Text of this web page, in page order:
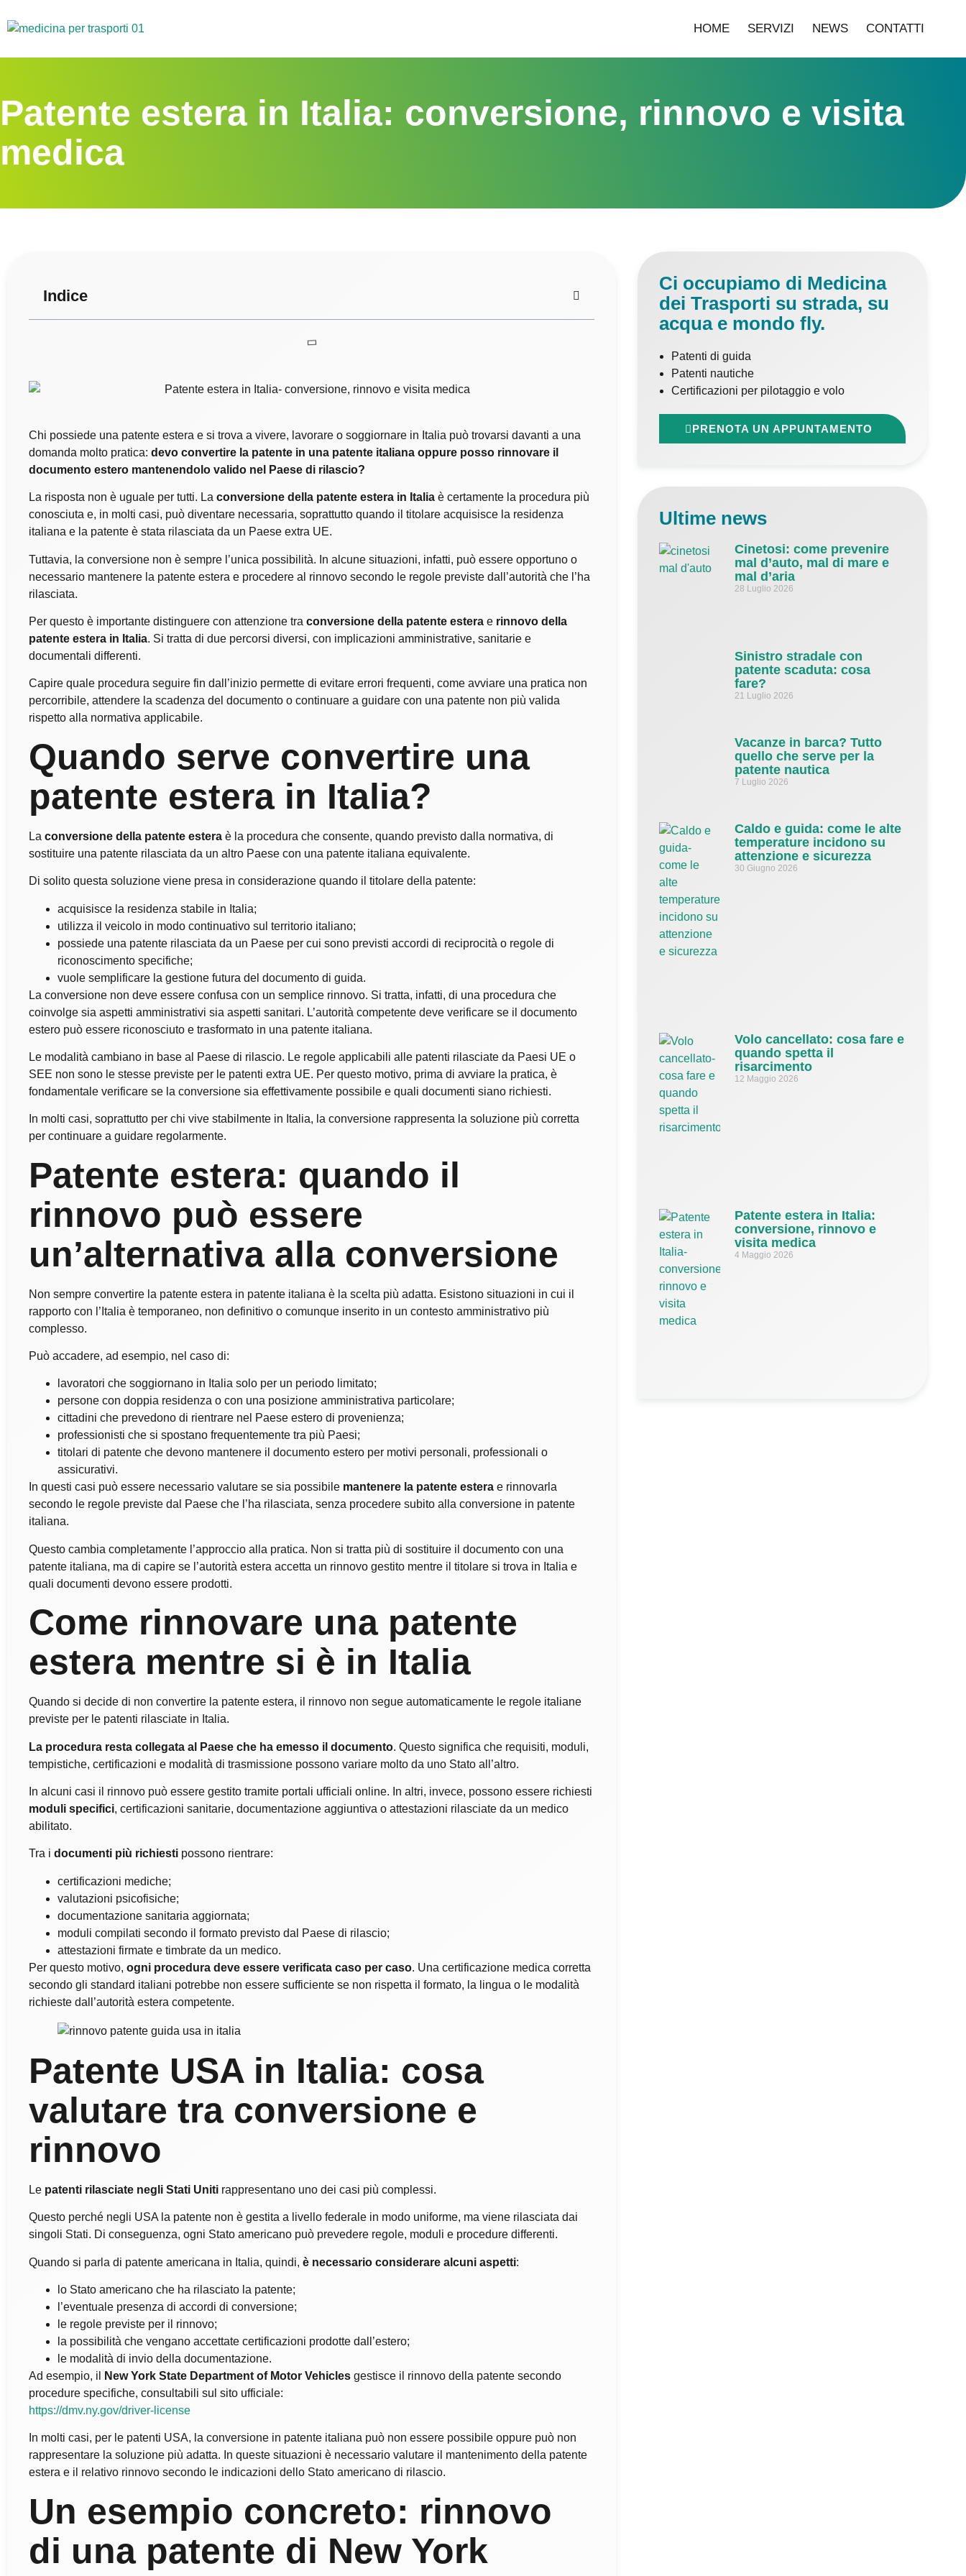
HOME SERVIZI NEWS CONTATTI
Patente estera in Italia: conversione, rinnovo e visita
medica
Indice
Chi possiede una patente estera e si trova a vivere, lavorare o soggiornare in Italia può trovarsi davanti a una
domanda molto pratica: devo convertire la patente in una patente italiana oppure posso rinnovare il
documento estero mantenendolo valido nel Paese di rilascio?
La risposta non è uguale per tutti. La conversione della patente estera in Italia è certamente la procedura più
conosciuta e, in molti casi, può diventare necessaria, soprattutto quando il titolare acquisisce la residenza
italiana e la patente è stata rilasciata da un Paese extra UE.
Tuttavia, la conversione non è sempre l’unica possibilità. In alcune situazioni, infatti, può essere opportuno o
necessario mantenere la patente estera e procedere al rinnovo secondo le regole previste dall’autorità che l’ha
rilasciata.
Per questo è importante distinguere con attenzione tra conversione della patente estera e rinnovo della
patente estera in Italia. Si tratta di due percorsi diversi, con implicazioni amministrative, sanitarie e
documentali differenti.
Capire quale procedura seguire fin dall’inizio permette di evitare errori frequenti, come avviare una pratica non
percorribile, attendere la scadenza del documento o continuare a guidare con una patente non più valida
rispetto alla normativa applicabile.
Quando serve convertire una
patente estera in Italia?
La conversione della patente estera è la procedura che consente, quando previsto dalla normativa, di
sostituire una patente rilasciata da un altro Paese con una patente italiana equivalente.
Di solito questa soluzione viene presa in considerazione quando il titolare della patente:
acquisisce la residenza stabile in Italia;
utilizza il veicolo in modo continuativo sul territorio italiano;
possiede una patente rilasciata da un Paese per cui sono previsti accordi di reciprocità o regole di
riconoscimento specifiche;
vuole semplificare la gestione futura del documento di guida.
La conversione non deve essere confusa con un semplice rinnovo. Si tratta, infatti, di una procedura che
coinvolge sia aspetti amministrativi sia aspetti sanitari. L’autorità competente deve verificare se il documento
estero può essere riconosciuto e trasformato in una patente italiana.
Le modalità cambiano in base al Paese di rilascio. Le regole applicabili alle patenti rilasciate da Paesi UE o
SEE non sono le stesse previste per le patenti extra UE. Per questo motivo, prima di avviare la pratica, è
fondamentale verificare se la conversione sia effettivamente possibile e quali documenti siano richiesti.
In molti casi, soprattutto per chi vive stabilmente in Italia, la conversione rappresenta la soluzione più corretta
per continuare a guidare regolarmente.
Patente estera: quando il
rinnovo può essere
un’alternativa alla conversione
Non sempre convertire la patente estera in patente italiana è la scelta più adatta. Esistono situazioni in cui il
rapporto con l’Italia è temporaneo, non definitivo o comunque inserito in un contesto amministrativo più
complesso.
Può accadere, ad esempio, nel caso di:
lavoratori che soggiornano in Italia solo per un periodo limitato;
persone con doppia residenza o con una posizione amministrativa particolare;
cittadini che prevedono di rientrare nel Paese estero di provenienza;
professionisti che si spostano frequentemente tra più Paesi;
titolari di patente che devono mantenere il documento estero per motivi personali, professionali o
assicurativi.
In questi casi può essere necessario valutare se sia possibile mantenere la patente estera e rinnovarla
secondo le regole previste dal Paese che l’ha rilasciata, senza procedere subito alla conversione in patente
italiana.
Questo cambia completamente l’approccio alla pratica. Non si tratta più di sostituire il documento con una
patente italiana, ma di capire se l’autorità estera accetta un rinnovo gestito mentre il titolare si trova in Italia e
quali documenti devono essere prodotti.
Come rinnovare una patente
estera mentre si è in Italia
Quando si decide di non convertire la patente estera, il rinnovo non segue automaticamente le regole italiane
previste per le patenti rilasciate in Italia.
La procedura resta collegata al Paese che ha emesso il documento. Questo significa che requisiti, moduli,
tempistiche, certificazioni e modalità di trasmissione possono variare molto da uno Stato all’altro.
In alcuni casi il rinnovo può essere gestito tramite portali ufficiali online. In altri, invece, possono essere richiesti
moduli specifici, certificazioni sanitarie, documentazione aggiuntiva o attestazioni rilasciate da un medico
abilitato.
Tra i documenti più richiesti possono rientrare:
certificazioni mediche;
valutazioni psicofisiche;
documentazione sanitaria aggiornata;
moduli compilati secondo il formato previsto dal Paese di rilascio;
attestazioni firmate e timbrate da un medico.
Per questo motivo, ogni procedura deve essere verificata caso per caso. Una certificazione medica corretta
secondo gli standard italiani potrebbe non essere sufficiente se non rispetta il formato, la lingua o le modalità
richieste dall’autorità estera competente.
Patente USA in Italia: cosa
valutare tra conversione e
rinnovo
Le patenti rilasciate negli Stati Uniti rappresentano uno dei casi più complessi.
Questo perché negli USA la patente non è gestita a livello federale in modo uniforme, ma viene rilasciata dai
singoli Stati. Di conseguenza, ogni Stato americano può prevedere regole, moduli e procedure differenti.
Quando si parla di patente americana in Italia, quindi, è necessario considerare alcuni aspetti:
lo Stato americano che ha rilasciato la patente;
l’eventuale presenza di accordi di conversione;
le regole previste per il rinnovo;
la possibilità che vengano accettate certificazioni prodotte dall’estero;
le modalità di invio della documentazione.
Ad esempio, il
New York State Department of Motor Vehicles gestisce il rinnovo della patente secondo
procedure specifiche, consultabili sul sito ufficiale:
https://dmv.ny.gov/driver-license
In molti casi, per le patenti USA, la conversione in patente italiana può non essere possibile oppure può non
rappresentare la soluzione più adatta. In queste situazioni è necessario valutare il mantenimento della patente
estera e il relativo rinnovo secondo le indicazioni dello Stato americano di rilascio.
Un esempio concreto: rinnovo
di una patente di New York
Ci occupiamo di Medicina
dei Trasporti su strada, su
acqua e mondo fly.
Patenti di guida
Patenti nautiche
Certificazioni per pilotaggio e volo
PRENOTA UN APPUNTAMENTO
Ultime news
Cinetosi: come prevenire
mal d’auto, mal di mare e
mal d’aria
28 Luglio 2026
Sinistro stradale con
patente scaduta: cosa
fare?
21 Luglio 2026
Vacanze in barca? Tutto
quello che serve per la
patente nautica
7 Luglio 2026
Caldo e guida: come le alte
temperature incidono su
attenzione e sicurezza
30 Giugno 2026
Volo cancellato: cosa fare e
quando spetta il
risarcimento
12 Maggio 2026
Patente estera in Italia:
conversione, rinnovo e
visita medica
4 Maggio 2026